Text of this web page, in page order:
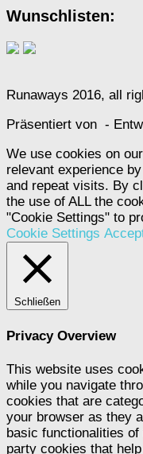
Wunschlisten:
Runaways 2016, all
Präsentiert von -
We use cookies on
relevant experience
and repeat visits. By
the use of ALL the
"Cookie Settings" to
Cookie Settings
Schließen
Privacy Overview
This website uses
while you navigate
cookies that are
your browser as they
basic functionalities
party cookies that